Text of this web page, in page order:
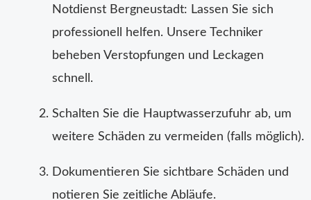
Notdienst Bergneustadt: Lassen Sie sich
professionell helfen. Unsere Techniker
beheben Verstopfungen und Leckagen
schnell.
Schalten Sie die Hauptwasserzufuhr ab, um
weitere Schäden zu vermeiden (falls möglich).
Dokumentieren Sie sichtbare Schäden und
notieren Sie zeitliche Abläufe.